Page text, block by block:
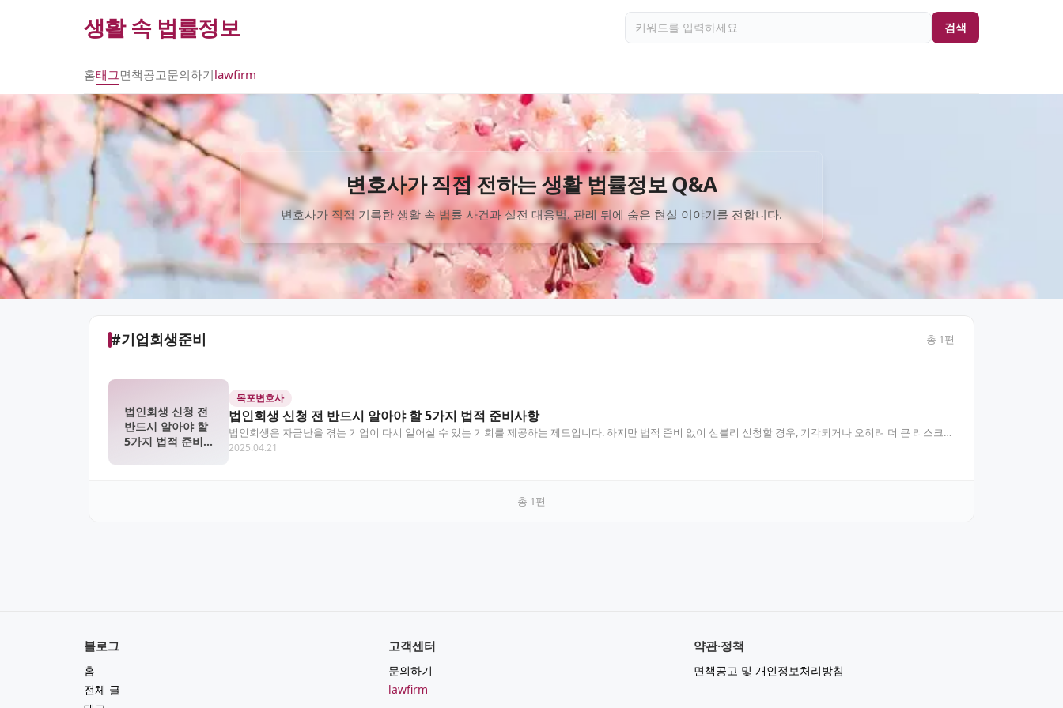
생활 속 법률정보 검색
홈태그면책공고문의하기lawfirm
변호사가 직접 전하는 생활 법률정보 Q&A
변호사가 직접 기록한 생활 속 법률 사건과 실전 대응법. 판례 뒤에 숨은 현실 이야기를 전합니다.
#기업회생준비 총 1편
법인회생 신청 전
반드시 알아야 할
5가지 법적 준비
목포변호사
법인회생 신청 전 반드시 알아야 할 5가지 법적 준비사항
법인회생은 자금난을 겪는 기업이 다시 일어설 수 있는 기회를 제공하는 제도입니다. 하지만 법적 준비 없이 섣불리 신청할 경우, 기각되거나 오히려 더 큰 리스크를
초래할 수 있습니다…
2025.04.21
총 1편
블로그
홈
전체 글
고객센터
문의하기
lawfirm
약관·정책
면책공고 및 개인정보처리방침